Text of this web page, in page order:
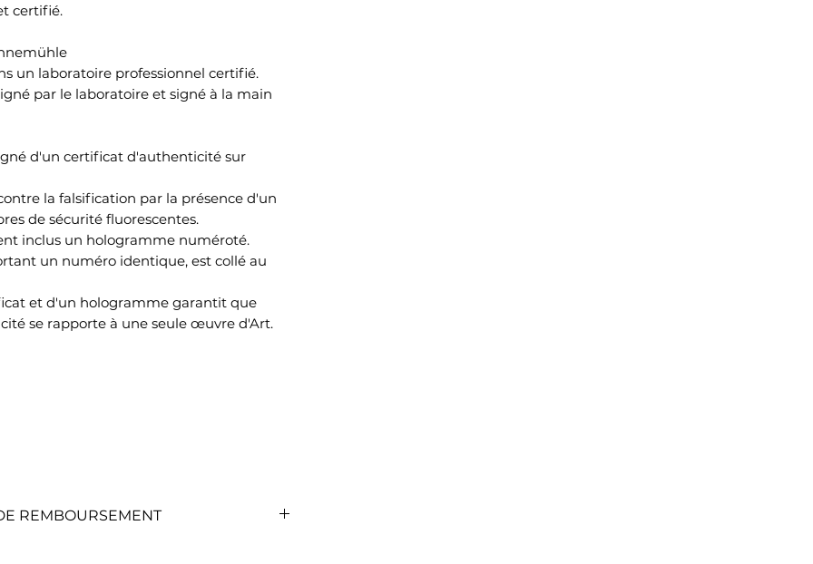
certifié.
un laboratoire professionnel certifié.
par le laboratoire et signé à la main
d'un certificat d'authenticité sur
la falsification par la présence d'un
de sécurité fluorescentes.
inclus un hologramme numéroté.
un numéro identique, est collé au
et d'un hologramme garantit que
se rapporte à une seule œuvre d'Art.
REMBOURSEMENT